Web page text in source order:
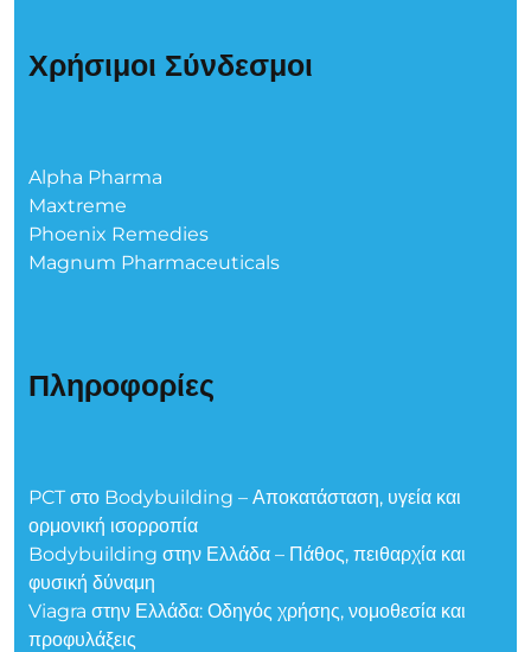
Χρήσιμοι Σύνδεσμοι
Alpha Pharma
Maxtreme
Phoenix Remedies
Magnum Pharmaceuticals
Πληροφορίες
PCT στο Bodybuilding – Αποκατάσταση, υγεία και
ορμονική ισορροπία
Bodybuilding στην Ελλάδα – Πάθος, πειθαρχία και
φυσική δύναμη
Viagra στην Ελλάδα: Οδηγός χρήσης, νομοθεσία και
προφυλάξεις